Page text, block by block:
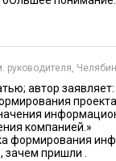
руководителя,
автор заявляет:
компанией.»
формирования
пришли .